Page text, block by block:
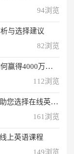
94浏览
与选择建议
82浏览
万用户信赖？
112浏览
在线英语学习方法
161浏览
上英语课程
149浏览